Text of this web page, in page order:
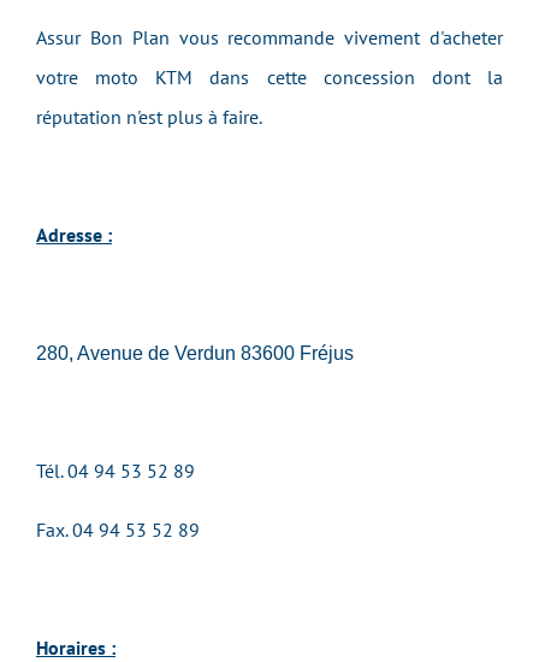
Assur Bon Plan vous recommande vivement d'acheter
votre moto KTM dans cette concession dont la
réputation n'est plus à faire.
Adresse :
280, Avenue de Verdun 83600 Fréjus
Tél. 04 94 53 52 89
Fax. 04 94 53 52 89
Horaires :